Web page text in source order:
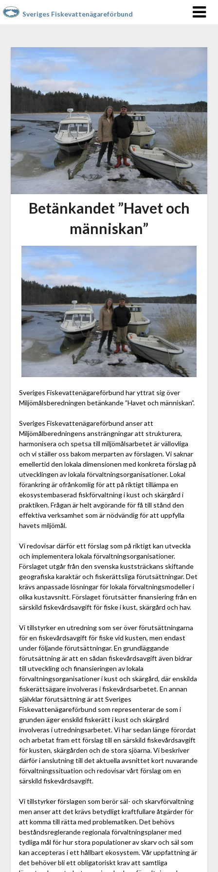
Sveriges Fiskevattenägareförbund
Betänkandet ”Havet och
människan”
Sveriges Fiskevattenägareförbund har yttrat sig över
Miljömålsberedningen betänkande ”Havet och människan”.
Sveriges Fiskevattenägareförbund anser att
Miljömålberedningens ansträngningar att strukturera,
harmonisera och spetsa till miljömålsarbetet är vällovliga
och vi ställer oss bakom merparten av förslagen. Vi saknar
emellertid den lokala dimensionen med konkreta förslag på
utvecklingen av lokala förvaltningsorganisationer. Lokal
förankring är ofrånkomlig för att på riktigt tillämpa en
ekosystembaserad fiskförvaltning i kust och skärgård i
praktiken. Frågan är helt avgörande för få till stånd den
effektiva verksamhet som är nödvändig för att uppfylla
havets miljömål.
Vi redovisar därför ett förslag som på riktigt kan utveckla
och implementera lokala förvaltningsorganisationer.
Förslaget utgår från den svenska kuststräckans skiftande
geografiska karaktär och fiskerättsliga förutsättningar. Det
krävs anpassade lösningar för lokala förvaltningsmodeller i
olika kustavsnitt. Förslaget förutsätter finansiering från en
särskild fiskevårdsavgift för fiske i kust, skärgård och hav.
Vi tillstyrker en utredning som ser över förutsättningarna
för en fiskevårdsavgift för fiske vid kusten, men endast
under följande förutsättningar. En grundläggande
förutsättning är att en sådan fiskevårdsavgift även bidrar
till utveckling och finansieringen av lokala
förvaltningsorganisationer i kust och skärgård, där enskilda
fiskerättsägare involveras i fiskevårdsarbetet. En annan
självklar förutsättning är att Sveriges
Fiskevattenägareförbund som representerar de som i
grunden äger enskild fiskerätt i kust och skärgård
involveras i utredningsarbetet. Vi har sedan länge förordat
och arbetat fram ett förslag till en särskild fiskevårdsavgift
för kusten, skärgården och de stora sjöarna. Vi beskriver
därför i anslutning till det aktuella avsnittet kort nuvarande
förvaltningssituation och redovisar vårt förslag om en
särskild fiskevårdsavgift.
Vi tillstyrker förslagen som berör säl- och skarvförvaltning
men anser att det krävs betydligt kraftfullare åtgärder för
att komma till rätta med problematiken. Det behövs
beståndsreglerande regionala förvaltningsplaner med
tydliga mål för hur stora populationer av skarv och säl som
kan accepteras i ett hållbart ekosystem. Vår uppfattning är
det behöver bli ett obligatoriskt krav att samtliga